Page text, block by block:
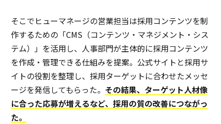
そこでヒューマネージの営業担当は採用コンテンツを制
作するための「CMS（コンテンツ・マネジメント・シス
テム）」を活用し、人事部門が主体的に採用コンテンツ
を作成・管理できる仕組みを提案。公式サイトと採用サ
イトの役割を整理し、採用ターゲットに合わせたメッセ
ージを発信してもらった。 その結果、ターゲット人材像
に合った応募が増えるなど、採用の質の改善につながっ
た。